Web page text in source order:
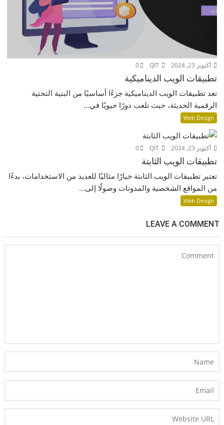
أكتوبر 23, 2024 QIT
0
تطبيقات الويب الديناميكية
تعد تطبيقات الويب الديناميكية جزءًا أساسيًا من البنية التحتية
الرقمية الحديثة، حيث تلعب دورًا حيويًا في...
Web Design
أكتوبر 23, 2024 QIT
0
تطبيقات الويب الثابتة
تعتبر تطبيقات الويب الثابتة خيارًا مثاليًا للعديد من الاستخدامات، بدءًا
من المواقع الشخصية والمدونات وصولًا إلى...
Web Design
LEAVE A COMMENT